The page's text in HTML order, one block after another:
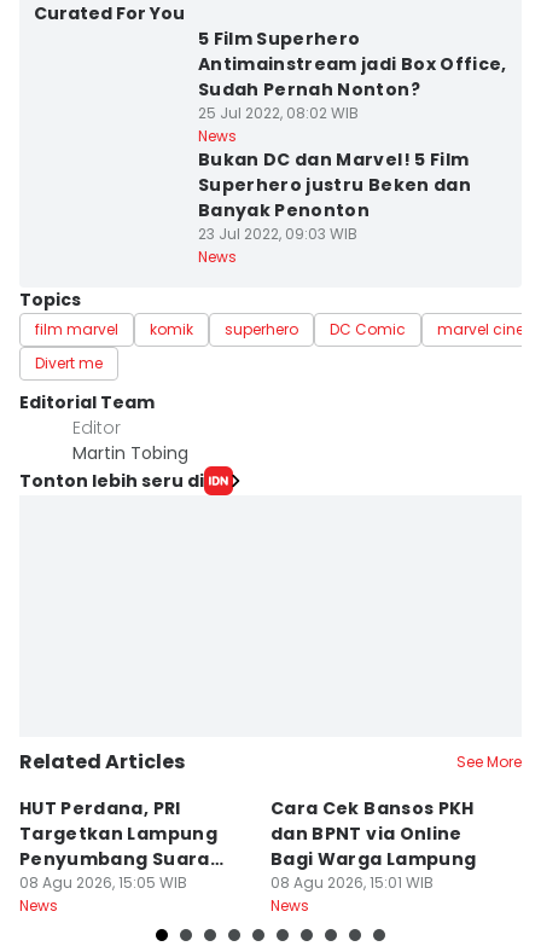
Curated For You
5 Film Superhero
Antimainstream jadi Box Office,
Sudah Pernah Nonton?
25 Jul 2022, 08:02 WIB
News
Bukan DC dan Marvel! 5 Film
Superhero justru Beken dan
Banyak Penonton
23 Jul 2022, 09:03 WIB
News
Topics
film marvel komik superhero DC Comic
marvel
Divert me
Editorial Team
Editor
Martin Tobing
Tonton lebih seru di
Related Articles See More
HUT Perdana, PRI
Targetkan Lampung
Penyumbang Suara
Terbesar
08 Agu 2026, 15:05 WIB
News
Cara Cek Bansos PKH
dan BPNT via Online
Bagi Warga Lampung
08 Agu 2026, 15:01 WIB
News